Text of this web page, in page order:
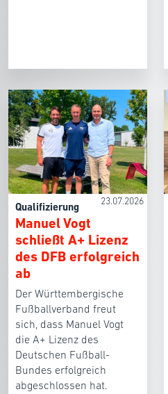
23.07.2026
Qualifizierung
Manuel Vogt
schließt A+ Lizenz
des DFB erfolgreich
ab
Der Württembergische
Fußballverband freut
sich, dass Manuel Vogt
die A+ Lizenz des
Deutschen Fußball-
Bundes erfolgreich
abgeschlossen hat.